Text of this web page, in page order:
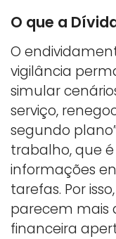
O que a
O
vigilância
simular
serviço,
segundo
trabalho, que
informações
tarefas. Por
parecem mais
financeira